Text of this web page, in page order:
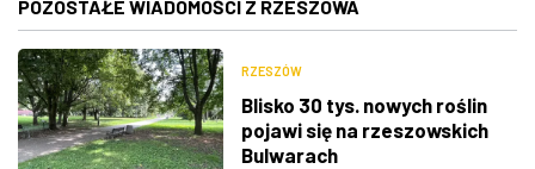
POZOSTAŁE WIADOMOŚCI Z RZESZOWA
RZESZÓW
Blisko 30 tys. nowych roślin
pojawi się na rzeszowskich
Bulwarach